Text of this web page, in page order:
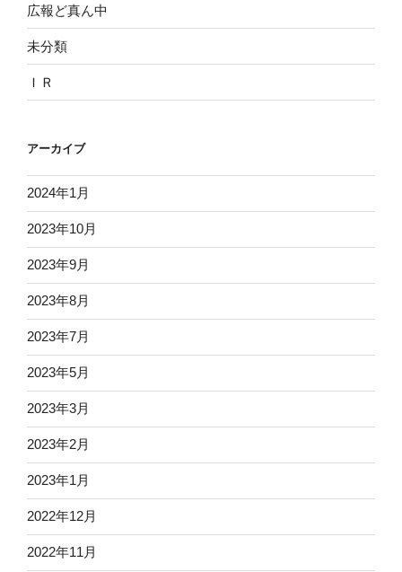
広報ど真ん中
未分類
ＩＲ
アーカイブ
2024年1月
2023年10月
2023年9月
2023年8月
2023年7月
2023年5月
2023年3月
2023年2月
2023年1月
2022年12月
2022年11月